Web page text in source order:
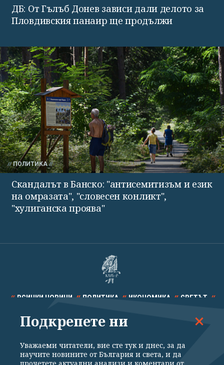
ДБ: От Гълъб Донев зависи дали делото за
Пловдивския панаир ще продължи
ПОЛИТИКА
Скандалът в Банско: "антисемитизъм и език
на омразата", "словесен конликт",
"хулиганска проява"
ВСИЧКИ НОВИНИ ПОЛИТИКА ИКОНОМИКА СВЕТЪТ
СПОРТ КУЛТУРА ТЕХНОЛОГИИ КАЛЕЙДОСКОП
Подкрепете ни
Уважаеми читатели, вие сте тук и днес, за да
научите новините от България и света, и да